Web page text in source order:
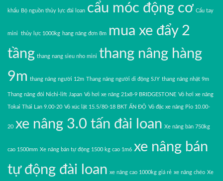
khẩu Bộ nguồn thủy lực đài loan cẩu móc động cơ Cẩu tay
mini thủy lực 1000kg hang nâng đơn 8m mua xe đẩy 2
tầng thang nang sieu nho mini thang nâng hàng
9m thang nâng người 12m Thang nâng người di động SJY thang nâng nhật 9m
Thang nâng đôi Nichi-lift Japan Vỏ hơi xe nâng 21x8-9 BRIDGESTONE Vỏ hơi xe nâng
Tokai Thái Lan 9.00-20 Vỏ xúc lật 15.5/80-18 BKT ẤN ĐỘ Vỏ đặc xe nâng Pio 10.00-
20 xe nâng 3.0 tấn đài loan Xe nâng bàn 750kg
cao 1500mm Xe nâng bán tự động 1500 kg cao 1m6 xe nâng bán
tự động đài loan xe nâng cao 1000kg giá rẻ xe nâng chéo Xe